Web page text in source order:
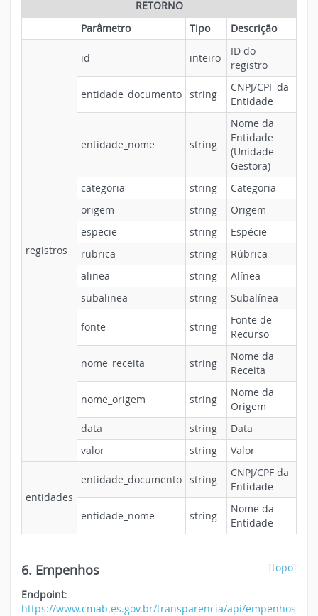
RETORNO
Parâmetro
Tipo Descrição
registros
id inteiro
ID do
registro
entidade_documento string
CNPJ/CPF da
Entidade
entidade_nome string
Nome da
Entidade
(Unidade
Gestora)
categoria
string
Categoria
origem
string
Origem
especie
string
Espécie
rubrica
string
Rúbrica
alinea
string
Alínea
subalinea
string Subalínea
fonte string
Fonte de
Recurso
nome_receita string
Nome da
Receita
nome_origem string
Nome da
Origem
data
string
Data
valor
string Valor
entidades
entidade_documento string
CNPJ/CPF da
Entidade
entidade_nome string
Nome da
Entidade
6. Empenhos [topo]
Endpoint:
https://www.cmab.es.gov.br/transparencia/api/empenhos